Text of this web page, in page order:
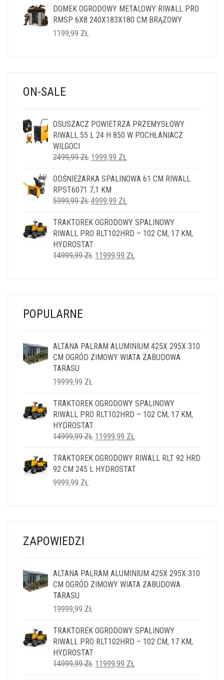
DOMEK OGRODOWY METALOWY RIWALL PRO
RMSP 6X8 240X183X180 CM BRĄZOWY
1199,99 ZŁ
ON-SALE
OSUSZACZ POWIETRZA PRZEMYSŁOWY
RIWALL 55 L 24 H 850 W POCHŁANIACZ
WILGOCI
2499,99ZŁ PIERWOTNA
WYNOSIŁA:
2499,99 ZŁ.
1999,99 ZŁ
WYNOSI:
ODŚNIEŻARKA SPALINOWA 61 CM RIWALL
RPST6071 7,1 KM
5999,99ZŁ PIERWOTNA
WYNOSIŁA:
5999,99 ZŁ.
4999,99 ZŁ
WYNOSI:
4999,99 ZŁ.
TRAKTOREK OGRODOWY SPALINOWY
RIWALL PRO RLT102HRD – 102 CM, 17 KM,
HYDROSTAT
14999,99ZŁ PIERWOTNA
11999,99 ZŁ
POPULARNE
ALTANA PALRAM ALUMINIUM 425X 295X 310
CM OGRÓD ZIMOWY WIATA ZABUDOWA
TARASU
19999,99 ZŁ
TRAKTOREK OGRODOWY SPALINOWY
RIWALL PRO RLT102HRD – 102 CM, 17 KM,
HYDROSTAT
14999,99ZŁ PIERWOTNA
WYNOSIŁA:
14999,99 ZŁ.
11999,99 ZŁ
WYNOSI:
11999,99 ZŁ.
TRAKTOREK OGRODOWY RIWALL RLT 92 HRD
92 CM 245 L HYDROSTAT
9999,99 ZŁ
ZAPOWIEDZI
ALTANA PALRAM ALUMINIUM 425X 295X 310
CM OGRÓD ZIMOWY WIATA ZABUDOWA
TARASU
19999,99 ZŁ
TRAKTOREK OGRODOWY SPALINOWY
RIWALL PRO RLT102HRD – 102 CM, 17 KM,
HYDROSTAT
14999,99ZŁ PIERWOTNA
11999,99 ZŁ